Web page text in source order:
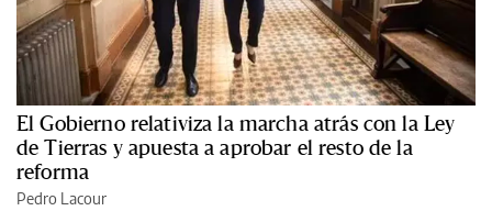
El Gobierno relativiza la marcha atrás con la Ley
de Tierras y apuesta a aprobar el resto de la
reforma
Pedro Lacour